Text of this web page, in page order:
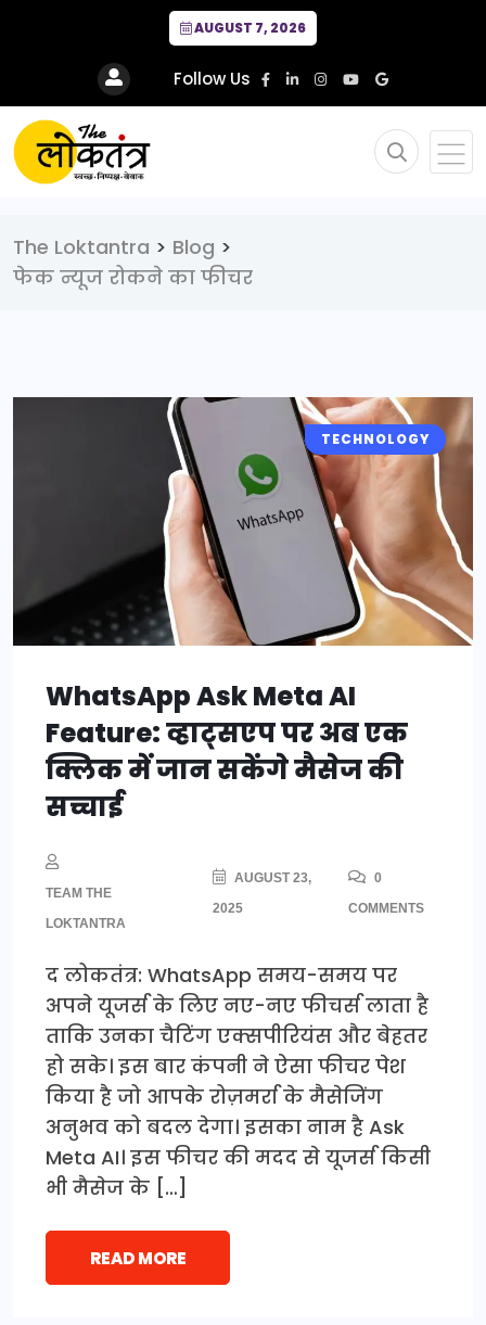
AUGUST 7, 2026
Follow Us
The Loktantra > Blog >
फेक न्यूज रोकने का फीचर
TECHNOLOGY
WhatsApp Ask Meta AI
Feature: व्हाट्सएप पर अब एक
क्लिक में जान सकेंगे मैसेज की
सच्चाई
TEAM THE
LOKTANTRA
AUGUST 23,
2025
0
COMMENTS
द लोकतंत्र: WhatsApp समय-समय पर
अपने यूजर्स के लिए नए-नए फीचर्स लाता है
ताकि उनका चैटिंग एक्सपीरियंस और बेहतर
हो सके। इस बार कंपनी ने ऐसा फीचर पेश
किया है जो आपके रोज़मर्रा के मैसेजिंग
अनुभव को बदल देगा। इसका नाम है Ask
Meta AI। इस फीचर की मदद से यूजर्स किसी
भी मैसेज के […]
READ MORE